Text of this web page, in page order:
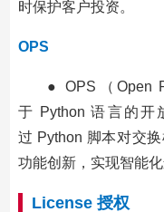
时保护客户投资。
OPS
● OPS（Open
于 Python 语言的开
过 Python 脚本对交
功能创新，实现智能化
License 授权